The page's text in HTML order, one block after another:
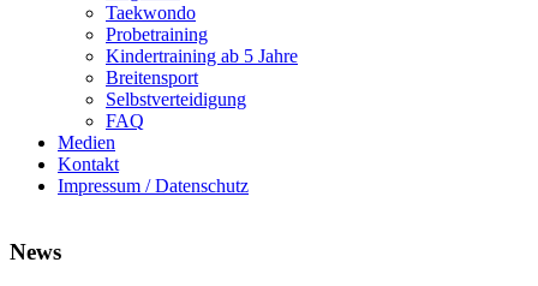
Taekwondo
Probetraining
Kindertraining ab 5 Jahre
Breitensport
Selbstverteidigung
FAQ
Medien
Kontakt
Impressum / Datenschutz
News